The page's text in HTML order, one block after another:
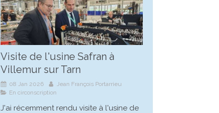
Visite de l'usine Safran à
Villemur sur Tarn
08 Jan 2026
Jean François Portarrieu
En circonscription
J'ai récemment rendu visite à l'usine de